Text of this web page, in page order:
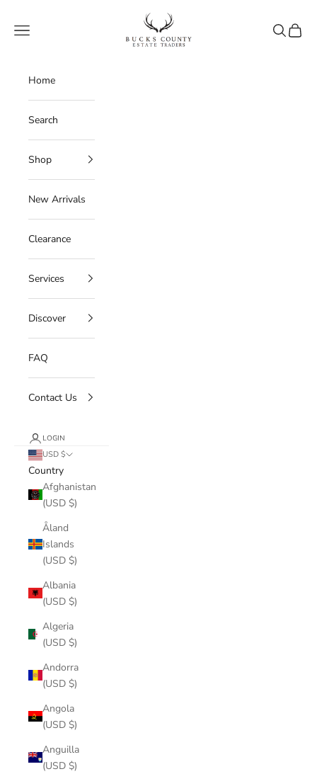
Bucks County Estate Traders
Navigation menu
Search
Cart
Home
Search
Shop
New Arrivals
Clearance
Services
Discover
FAQ
Contact Us
LOGIN
USD $
Country
Afghanistan
(USD $)
Åland
Islands
(USD $)
Albania
(USD $)
Algeria
(USD $)
Andorra
(USD $)
Angola
(USD $)
Anguilla
(USD $)